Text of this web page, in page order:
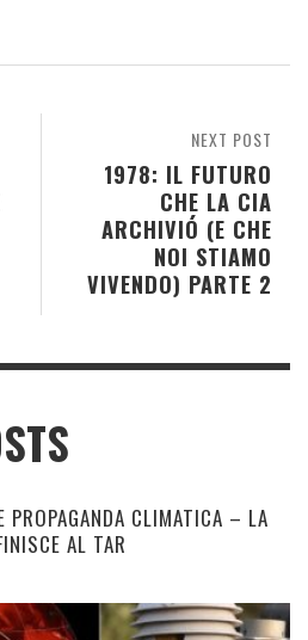
NEXT POST
1978: IL FUTURO
CHE LA CIA
ARCHIVIÓ (E CHE
NOI STIAMO
VIVENDO) PARTE 2
PROPAGANDA CLIMATICA – LA
AL TAR